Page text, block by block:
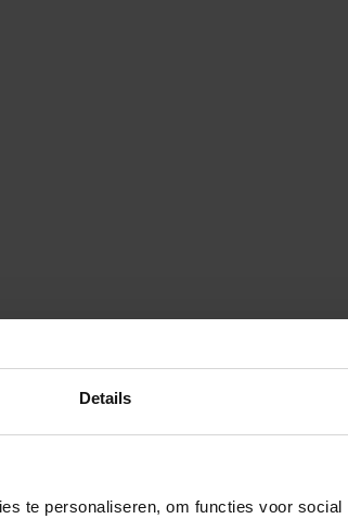
Details
te personaliseren, om functies voor